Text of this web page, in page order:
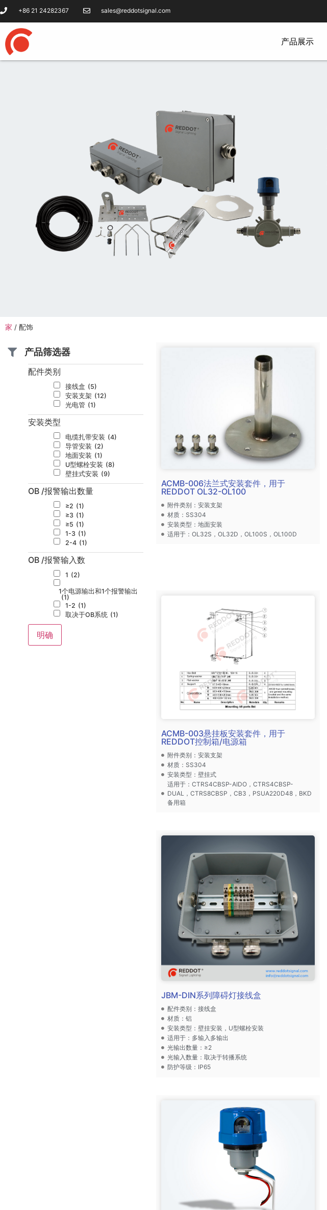
+86 21 24282367 sales@reddotsignal.com
产品展示
家 / 配饰
产品筛选器
配件类别
接线盒 (5)
安装支架 (12)
光电管 (1)
安装类型
电缆扎带安装 (4)
导管安装 (2)
地面安装 (1)
U型螺栓安装 (8)
壁挂式安装 (9)
OB /报警输出数量
≥2 (1)
≥3 (1)
≥5 (1)
1-3 (1)
2-4 (1)
OB /报警输入数
1 (2)
1个电源输出和1个报警输出
(1)
1-2 (1)
取决于OB系统 (1)
ACMB-006法兰式安装套件，用于
REDDOT OL32-OL100
附件类别：安装支架
材质：SS304
安装类型：地面安装
适用于：OL32S，OL32D，OL100S，OL100D
ACMB-003悬挂板安装套件，用于
REDDOT控制箱/电源箱
附件类别：安装支架
材质：SS304
安装类型：壁挂式
适用于：CTRS4CBSP-AIDO，CTRS4CBSP-
DUAL，CTRS8CBSP，CB3，PSUA220D48，BKD
备用箱
JBM-DIN系列障碍灯接线盒
配件类别：接线盒
材质：铝
安装类型：壁挂安装，U型螺栓安装
适用于：多输入多输出
光输出数量：≥2
光输入数量：取决于转播系统
防护等级：IP65